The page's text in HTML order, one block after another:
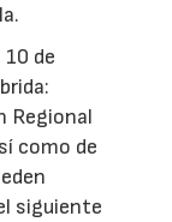
de
Regional
como de
siguiente